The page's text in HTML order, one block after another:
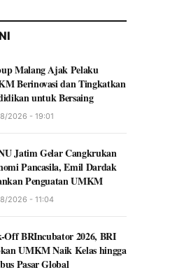
Malang Ajak Pelaku
Berinovasi dan Tingkatkan
untuk Bersaing
2026 - 19:01
Jatim Gelar Cangkrukan
Pancasila, Emil Dardak
Penguatan UMKM
2026 - 11:04
Off BRIncubator 2026, BRI
UMKM Naik Kelas hingga
Pasar Global